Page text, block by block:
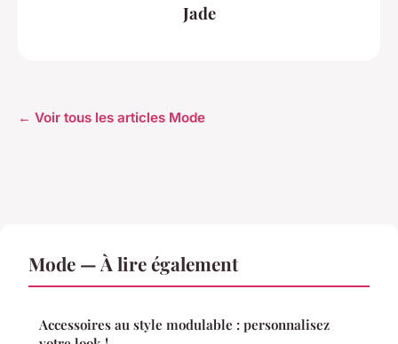
Jade
← Voir tous les articles Mode
Mode — À lire également
Accessoires au style modulable : personnalisez